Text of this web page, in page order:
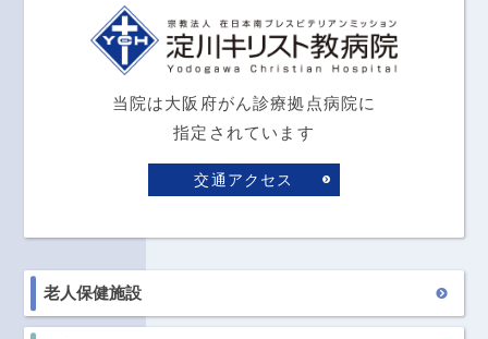
当院は大阪府がん診療拠点病院に
指定されています
交通アクセス
老人保健施設